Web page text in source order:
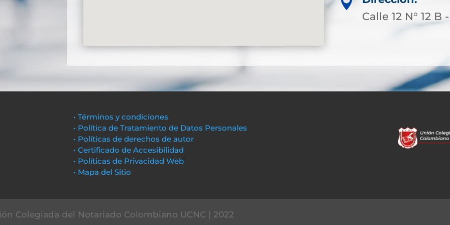
Calle 12 N° 12 B
• Términos y condiciones
• Política de Tratamiento de Datos Personales
• Políticas de derechos de autor
• Certificado de Accesibilidad
• Políticas de Privacidad Web
• Mapa del Sitio
Colegiada del Notariado Colombiano UCNC | 2022